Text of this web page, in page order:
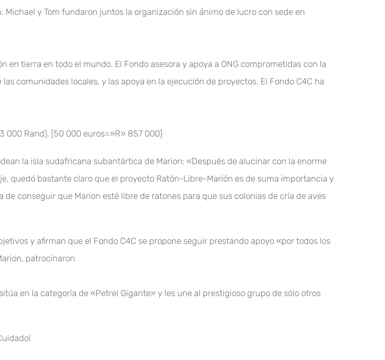
y Tom fundaron juntos la organización sin ánimo de lucro con sede en
en tierra en todo el mundo. El Fondo asesora y apoya a ONG comprometidas con la
comunidades locales, y las apoya en la ejecución de proyectos. El Fondo C4C ha
000 Rand). [50 000 euros=»R» 857 000]
la isla sudafricana subantártica de Marion: «Después de alucinar con la enorme
quedó bastante claro que el proyecto Ratón-Libre-Marión es de suma importancia y
conseguir que Marion esté libre de ratones para que sus colonias de cría de aves
y afirman que el Fondo C4C se propone seguir prestando apoyo «por todos los
patrocinaron
en la categoría de «Petrel Gigante» y les une al prestigioso grupo de sólo otros